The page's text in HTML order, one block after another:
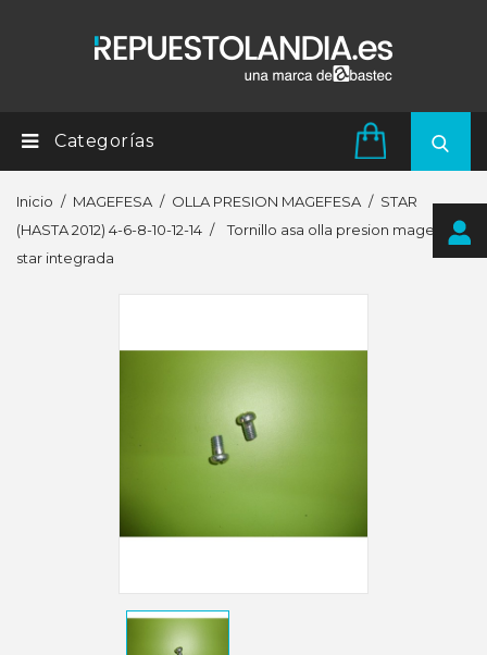
Categorías
Inicio MAGEFESA OLLA PRESION MAGEFESA
STAR
(HASTA 2012) 4-6-8-10-12-14
Tornillo asa olla presion magefesa
star integrada